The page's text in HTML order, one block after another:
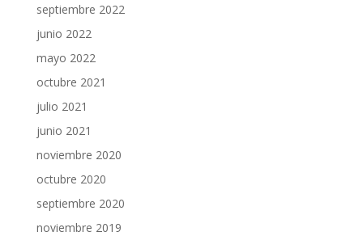
septiembre 2022
junio 2022
mayo 2022
octubre 2021
julio 2021
junio 2021
noviembre 2020
octubre 2020
septiembre 2020
noviembre 2019